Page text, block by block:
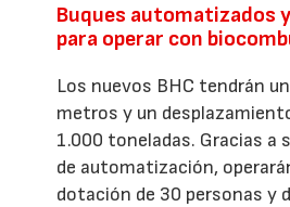
Buques automatizados
para operar con
Los nuevos BHC tendrán
metros y un
1.000 toneladas. Gracias a
de automatización,
dotación de 30 personas y